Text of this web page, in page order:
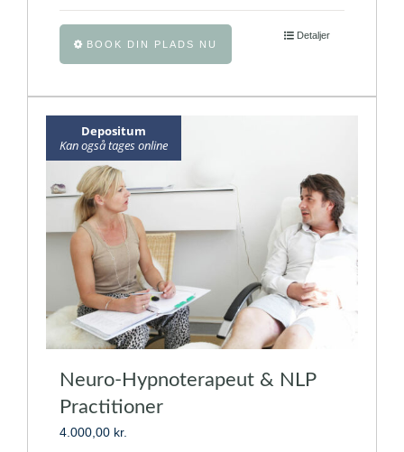
BOOK DIN PLADS NU
flere
vælges
på
varesiden
Detaljer
Depositum
Kan også tages online
Neuro-Hypnoterapeut & NLP
Practitioner
4.000,00 kr.